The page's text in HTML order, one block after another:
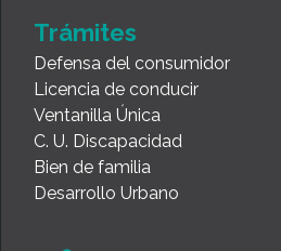
Trámites
Defensa del consumidor
Licencia de conducir
Ventanilla Única
C. U. Discapacidad
Bien de familia
Desarrollo Urbano